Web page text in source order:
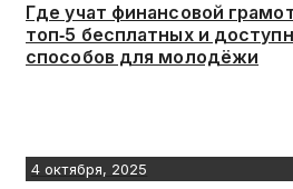
Где учат финансовой
топ‑5 бесплатных и
способов для молодёжи
4 октября, 2025